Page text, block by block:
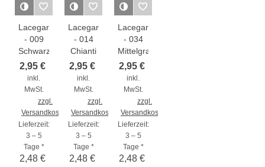
Lacegarn
- 009
Schwarz
2,95 €
inkl.
MwSt.
zzgl.
Versandkosten
Lieferzeit:
3 – 5
Tage *
2,48 €
Lacegarn
- 014
Chianti
2,95 €
inkl.
MwSt.
zzgl.
Versandkosten
Lieferzeit:
3 – 5
Tage *
2,48 €
Lacegarn
- 034
Mittelgrau
2,95 €
inkl.
MwSt.
zzgl.
Versandkosten
Lieferzeit:
3 – 5
Tage *
2,48 €